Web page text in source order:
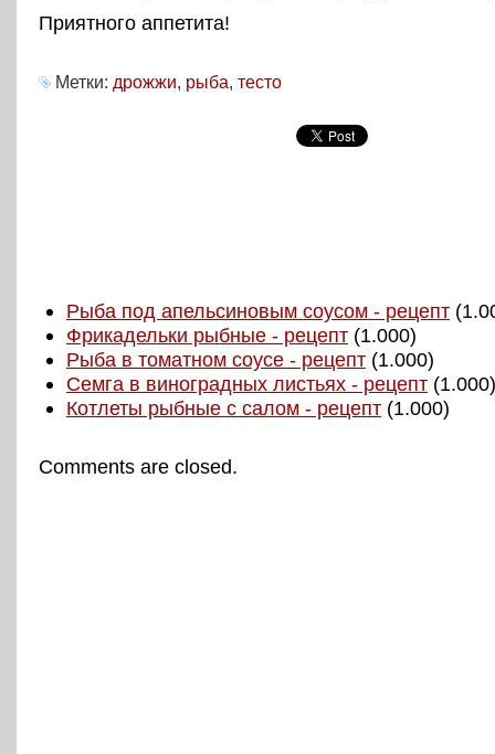
Приятного аппетита!
Метки: дрожжи, рыба, тесто
Рыба под апельсиновым соусом - рецепт
Фрикадельки рыбные - рецепт (1.000)
Рыба в томатном соусе - рецепт (1.000)
Семга в виноградных листьях - рецепт (1.000)
Котлеты рыбные с салом - рецепт (1.000)
Comments are closed.